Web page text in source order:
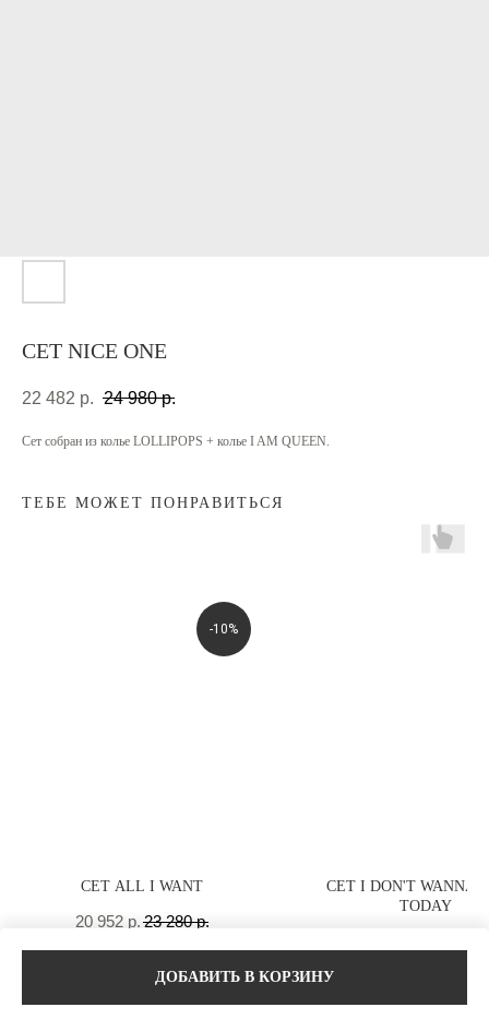
СЕТ NICE ONE
22 482 р. 24 980 р.
ДОБАВИТЬ В КОРЗИНУ
Сет собран из колье LOLLIPOPS + колье I AM QUEEN.
ТЕБЕ МОЖЕТ ПОНРАВИТЬСЯ
-10%
СЕТ ALL I WANT
20 952 р. 23 280 р.
СЕТ I DON'T WANNA
TODAY